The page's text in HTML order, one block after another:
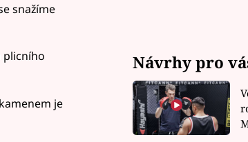
snažíme
plicního
je
Návrhy pro